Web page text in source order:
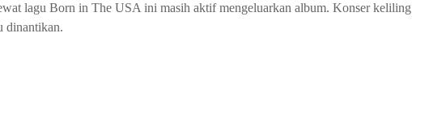
lagu Born in The USA ini masih aktif mengeluarkan album. Konser keliling
dinantikan.